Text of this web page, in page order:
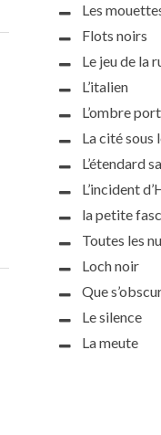
Les
Flots noirs
Le jeu de la
L’italien
L’ombre
La cité sous
L’étendard
L’incident
la petite
Toutes les
Loch noir
Que
Le silence
La meute